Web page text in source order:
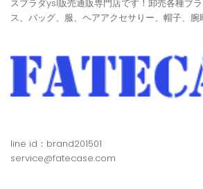
スプラダysl販売通販専門店です！卸売各種ブ
ス、バッグ、服、ヘアアクセサりー、帽子、
line id：brand201501
service@fatecase.com